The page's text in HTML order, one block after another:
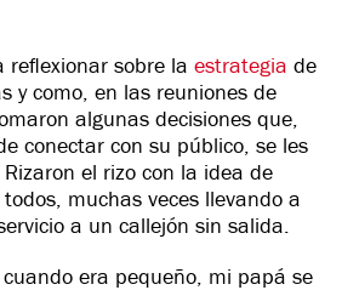
reflexionar sobre la estrategia de
y como, en las reuniones de
algunas decisiones que,
conectar con su público, se les
el rizo con la idea de
muchas veces llevando a
a un callejón sin salida.
cuando era pequeño, mi papá se